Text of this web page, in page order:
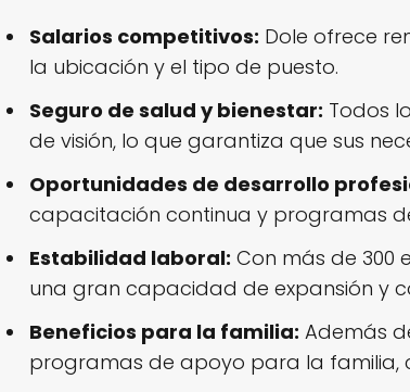
Salarios competitivos: Dole ofrece
la ubicación y el tipo de puesto.
Seguro de salud y bienestar: Todos
de visión, lo que garantiza que sus
Oportunidades de desarrollo
capacitación continua y programas
Estabilidad laboral: Con más de 300
una gran capacidad de expansión y
Beneficios para la familia: Además
programas de apoyo para la familia,